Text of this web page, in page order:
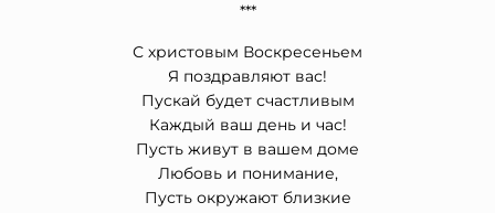
***
С христовым Воскресеньем
Я поздравляют вас!
Пускай будет счастливым
Каждый ваш день и час!
Пусть живут в вашем доме
Любовь и понимание,
Пусть окружают близкие